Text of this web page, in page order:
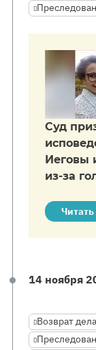
Суд
Иеговы
из-за
14 ноября
Возврат